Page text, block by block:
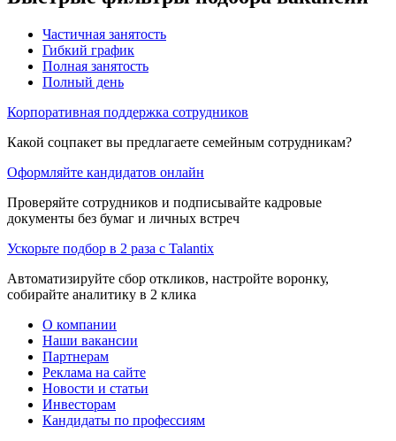
Частичная занятость
Гибкий график
Полная занятость
Полный день
Корпоративная поддержка сотрудников
Какой соцпакет вы предлагаете семейным сотрудникам?
Оформляйте кандидатов онлайн
Проверяйте сотрудников и подписывайте кадровые
документы без бумаг и личных встреч
Ускорьте подбор в 2 раза с Talantix
Автоматизируйте сбор откликов, настройте воронку,
собирайте аналитику в 2 клика
О компании
Наши вакансии
Партнерам
Реклама на сайте
Новости и статьи
Инвесторам
Кандидаты по профессиям